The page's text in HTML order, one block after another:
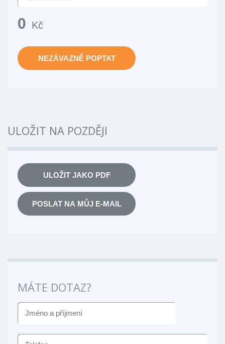
0 Kč
NEZÁVAZNĚ POPTAT
ULOŽIT NA POZDĚJI
ULOŽIT JAKO PDF
POSLAT NA MŮJ E-MAIL
MÁTE DOTAZ?
JMÉNO
TELEFON